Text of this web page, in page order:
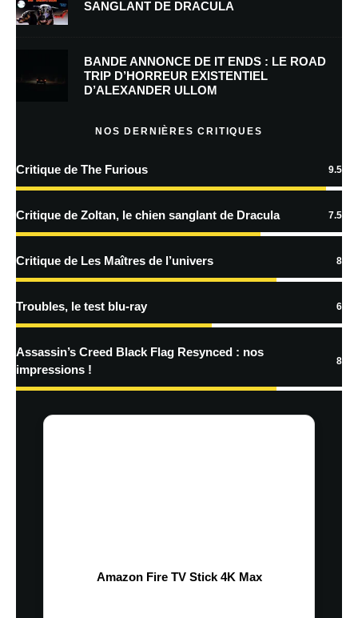
Enregistrer mon nom, mon e-mail et mon site dans le navigateur pour
mon prochain commentaire.
plus sur la façon dont les données de vos commentaires sont
SANGLANT DE DRACULA
BANDE ANNONCE DE IT ENDS : LE ROAD
TRIP D’HORREUR EXISTENTIEL
D’ALEXANDER ULLOM
NOS DERNIÈRES CRITIQUES
Critique de The Furious 9.5
Critique de Zoltan, le chien sanglant de Dracula 7.5
Critique de Les Maîtres de l’univers 8
Troubles, le test blu-ray 6
Assassin’s Creed Black Flag Resynced : nos
impressions !
8
Amazon Fire TV Stick 4K Max